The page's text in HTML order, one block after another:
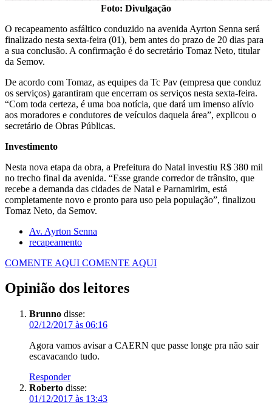
Foto: Divulgação
O recapeamento asfáltico conduzido na avenida Ayrton Senna será
finalizado nesta sexta-feira (01), bem antes do prazo de 20 dias para
a sua conclusão. A confirmação é do secretário Tomaz Neto, titular
da Semov.
De acordo com Tomaz, as equipes da Tc Pav (empresa que conduz
os serviços) garantiram que encerram os serviços nesta sexta-feira.
“Com toda certeza, é uma boa notícia, que dará um imenso alívio
aos moradores e condutores de veículos daquela área”, explicou o
secretário de Obras Públicas.
Investimento
Nesta nova etapa da obra, a Prefeitura do Natal investiu R$ 380 mil
no trecho final da avenida. “Esse grande corredor de trânsito, que
recebe a demanda das cidades de Natal e Parnamirim, está
completamente novo e pronto para uso pela população”, finalizou
Tomaz Neto, da Semov.
Av. Ayrton Senna
recapeamento
COMENTE AQUI COMENTE AQUI
Opinião dos leitores
Brunno disse:
02/12/2017 às 06:16
Agora vamos avisar a CAERN que passe longe pra não sair
escavacando tudo.
Responder
Roberto disse:
01/12/2017 às 13:43